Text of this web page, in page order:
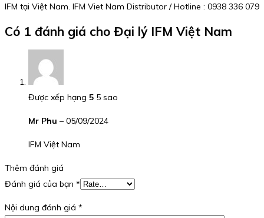
IFM tại Việt Nam. IFM Viet Nam Distributor / Hotline : 0938 336 079
Có 1 đánh giá cho Đại lý IFM Việt Nam
Được xếp hạng 5 5 sao
Mr Phu – 05/09/2024
IFM Việt Nam
Thêm đánh giá
Đánh giá của bạn *
Nội dung đánh giá *